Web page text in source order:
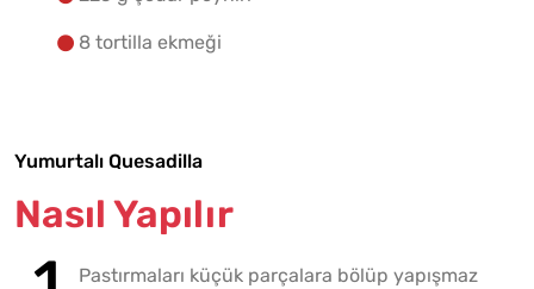
8 tortilla ekmeği
Yumurtalı Quesadilla
Nasıl Yapılır
Pastırmaları küçük parçalara bölüp yapışmaz